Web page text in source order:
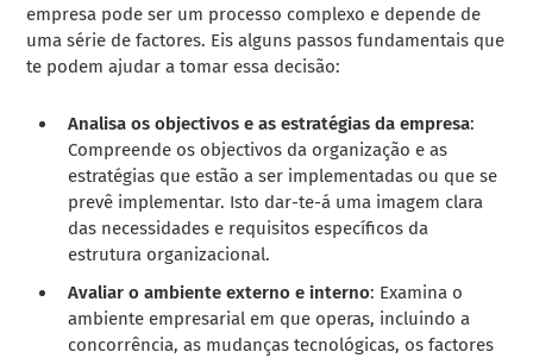
empresa pode ser um processo complexo e depende de
uma série de factores. Eis alguns passos fundamentais que
te podem ajudar a tomar essa decisão:
Analisa os objectivos e as estratégias da empresa:
Compreende os objectivos da organização e as
estratégias que estão a ser implementadas ou que se
prevê implementar. Isto dar-te-á uma imagem clara
das necessidades e requisitos específicos da
estrutura organizacional.
Avaliar o ambiente externo e interno: Examina o
ambiente empresarial em que operas, incluindo a
concorrência, as mudanças tecnológicas, os factores